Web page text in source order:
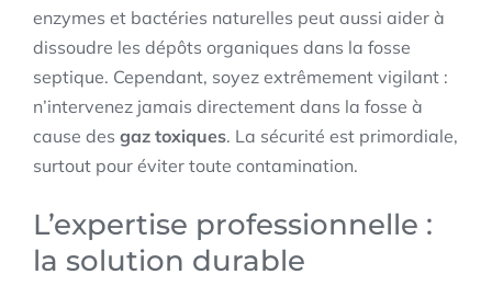
enzymes et bactéries naturelles peut aussi aider à
dissoudre les dépôts organiques dans la fosse
septique. Cependant, soyez extrêmement vigilant :
n’intervenez jamais directement dans la fosse à
cause des gaz toxiques. La sécurité est primordiale,
surtout pour éviter toute contamination.
L’expertise professionnelle :
la solution durable